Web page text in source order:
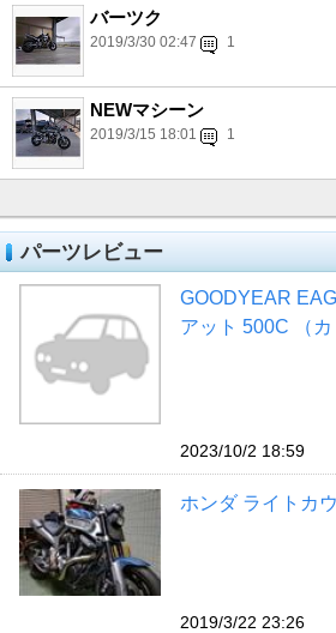
バーツク
2019/3/30 02:47 1
NEWマシーン
2019/3/15 18:01 1
パーツレビュー
GOODYEAR
アット 500C （カ
2023/10/2 18:59
ホンダ ライトカ
2019/3/22 23:26